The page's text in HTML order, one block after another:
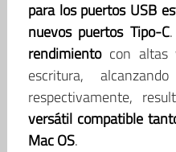
para los puertos USB
nuevos puertos Tipo-C
rendimientocon altas
escritura, alcanzando
respectivamente,
versátil compatible
Mac OS.